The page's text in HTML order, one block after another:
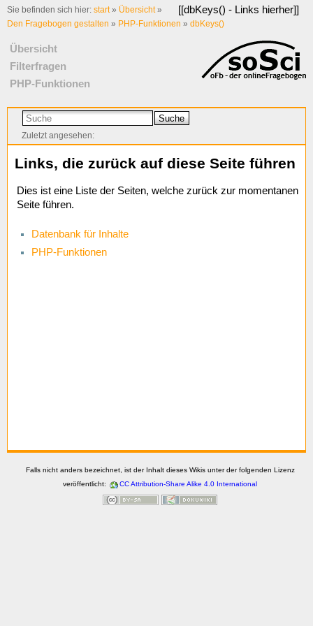
[[dbKeys() - Links hierher]]
Sie befinden sich hier: start» Übersicht»
Den Fragebogen gestalten » PHP-Funktionen » dbKeys()
Übersicht
Filterfragen
PHP-Funktionen
Suche
Zuletzt angesehen:
Links, die zurück auf diese Seite führen
Dies ist eine Liste der Seiten, welche zurück zur momentanen
Seite führen.
Datenbank für Inhalte
PHP-Funktionen
Falls nicht anders bezeichnet, ist der Inhalt dieses Wikis unter der folgenden Lizenz
veröffentlicht:
CC Attribution-Share Alike 4.0 International